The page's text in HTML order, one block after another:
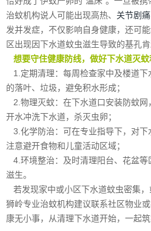
治蚊机构说人可能出现高热、 关节剧痛
发并发症，不仅影响自身健康，还可
区出现因下水道蚊虫滋生导致的基孔
想要守住健康防线，做好下水道灭蚊
1.定期清理：每周检查家中及楼道下
的落叶、垃圾，避免积水形成；
2.物理灭蚊：在下水道口安装防蚊网
开水冲洗下水道，杀灭虫卵；
3.化学防治：可在专业指导下，对下
注意避开食物和儿童活动区域；
4.环境整治：及时清理阳台、花盆等
滋生。
若发现家中或小区下水道蚊虫密集，
狮岭专业治蚊机构建议联系社区物业
康无小事，从清理下水道开始，一起筑